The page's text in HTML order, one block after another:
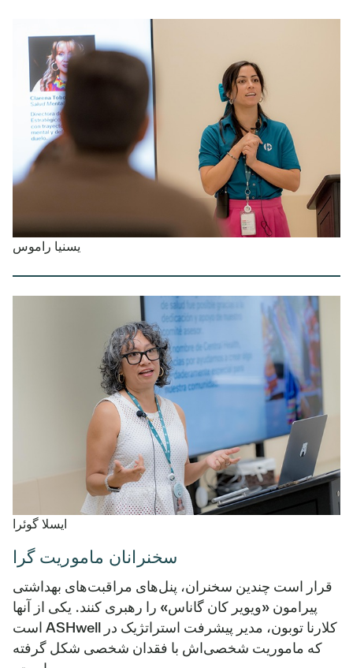
یسنیا راموس
ایسلا گوئرا
سخنرانان ماموریت گرا
قرار است چندین سخنران، پنل‌های مراقبت‌های بهداشتی
پیرامون «ویویر کان گاناس» را رهبری کنند. یکی از آنها
کلارنا توبون، مدیر پیشرفت استراتژیک در ASHwell است
که ماموریت شخصی‌اش با فقدان شخصی شکل گرفته